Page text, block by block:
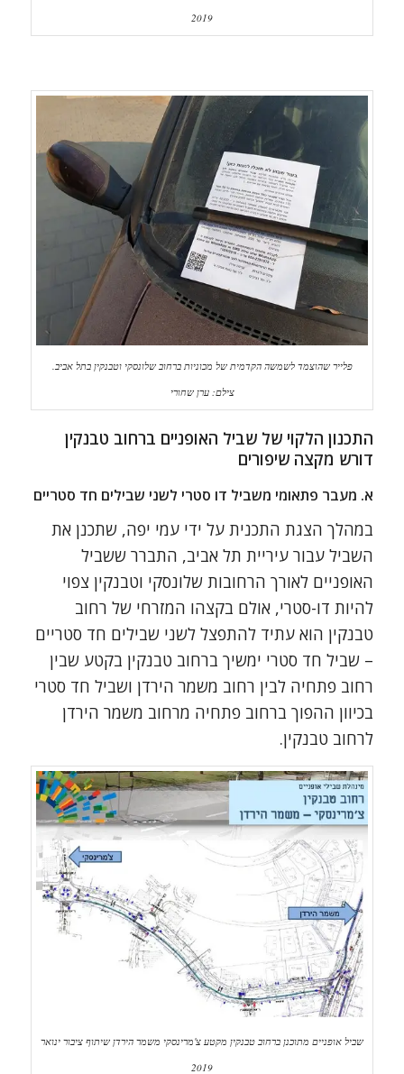
2019
פלייר שהוצמד לשמשה הקדמית של מכוניות ברחוב שלונסקי וטבנקין בתל אביב.
צילם: ערן שחורי
התכנון הלקוי של שביל האופניים ברחוב טבנקין
דורש מקצה שיפורים
א. מעבר פתאומי משביל דו סטרי לשני שבילים חד סטריים
במהלך הצגת התכנית על ידי עמי יפה, שתכנן את
השביל עבור עיריית תל אביב, התברר ששביל
האופניים לאורך הרחובות שלונסקי וטבנקין צפוי
להיות דו-סטרי, אולם בקצהו המזרחי של רחוב
טבנקין הוא עתיד להתפצל לשני שבילים חד סטריים
– שביל חד סטרי ימשיך ברחוב טבנקין בקטע שבין
רחוב פתחיה לבין רחוב משמר הירדן ושביל חד סטרי
בכיוון ההפוך ברחוב פתחיה מרחוב משמר הירדן
לרחוב טבנקין.
שביל אופניים מתוכנן ברחוב טבנקין מקטע צ'מרינסקי משמר הירדן שיתוף ציבור ינואר
2019